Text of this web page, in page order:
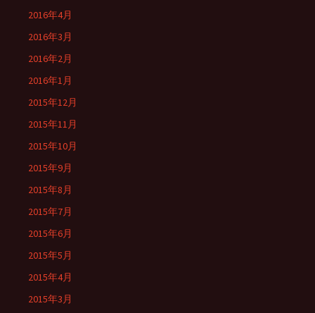
2016年4月
2016年3月
2016年2月
2016年1月
2015年12月
2015年11月
2015年10月
2015年9月
2015年8月
2015年7月
2015年6月
2015年5月
2015年4月
2015年3月